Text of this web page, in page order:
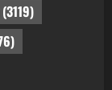
(3119)